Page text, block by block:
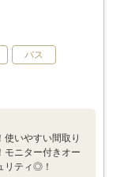
バス
使いやすい間取り
モニター付きオー
リティ◎！